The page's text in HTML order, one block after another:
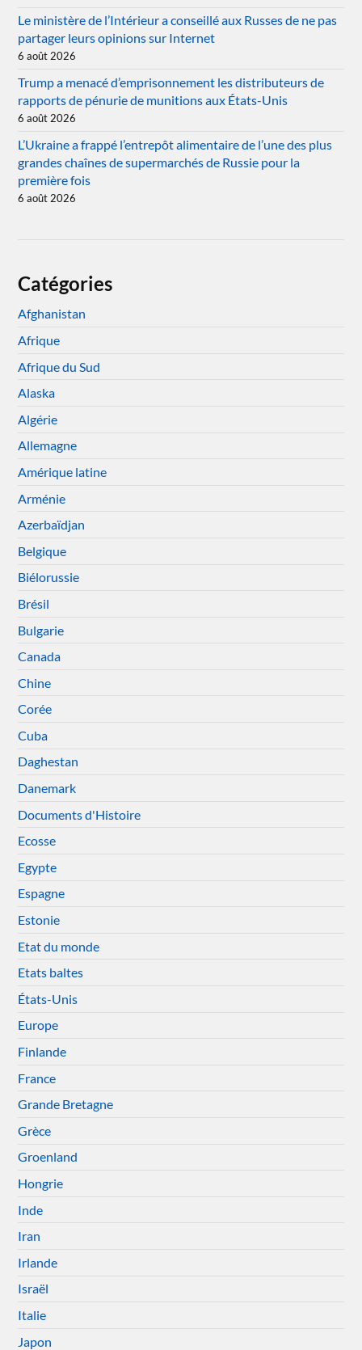
Le ministère de l’Intérieur a conseillé aux Russes de ne pas
partager leurs opinions sur Internet
6 août 2026
Trump a menacé d’emprisonnement les distributeurs de
rapports de pénurie de munitions aux États-Unis
6 août 2026
L’Ukraine a frappé l’entrepôt alimentaire de l’une des plus
grandes chaînes de supermarchés de Russie pour la
première fois
6 août 2026
Catégories
Afghanistan
Afrique
Afrique du Sud
Alaska
Algérie
Allemagne
Amérique latine
Arménie
Azerbaïdjan
Belgique
Biélorussie
Brésil
Bulgarie
Canada
Chine
Corée
Cuba
Daghestan
Danemark
Documents d'Histoire
Ecosse
Egypte
Espagne
Estonie
Etat du monde
Etats baltes
États-Unis
Europe
Finlande
France
Grande Bretagne
Grèce
Groenland
Hongrie
Inde
Iran
Irlande
Israël
Italie
Japon